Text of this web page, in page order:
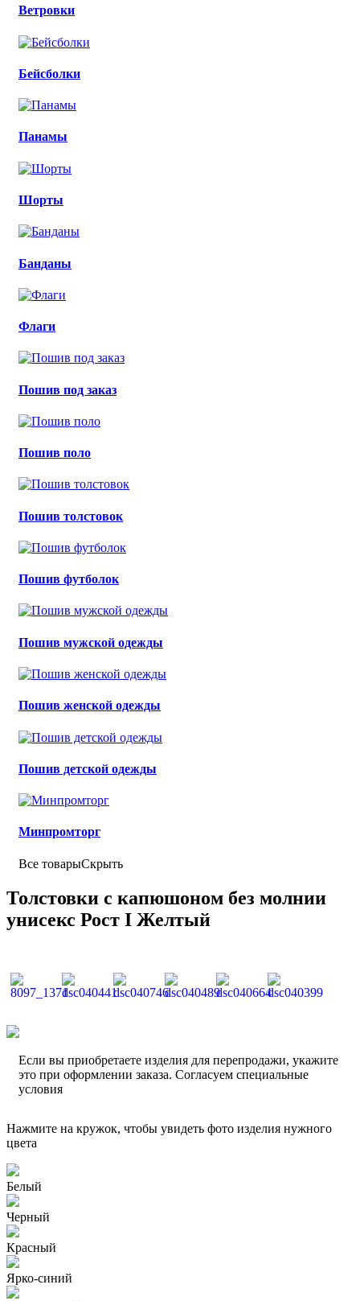
Ветровки
Бейсболки
Панамы
Шорты
Банданы
Флаги
Пошив под заказ
Пошив поло
Пошив толстовок
Пошив футболок
Пошив мужской одежды
Пошив женской одежды
Пошив детской одежды
Минпромторг
Все товарыСкрыть
Толстовки с капюшоном без молнии
унисекс Рост I Желтый
Если вы приобретаете изделия для перепродажи, укажите
это при оформлении заказа. Согласуем специальные
условия
Нажмите на кружок, чтобы увидеть фото изделия нужного
цвета
Белый
Черный
Красный
Ярко-синий